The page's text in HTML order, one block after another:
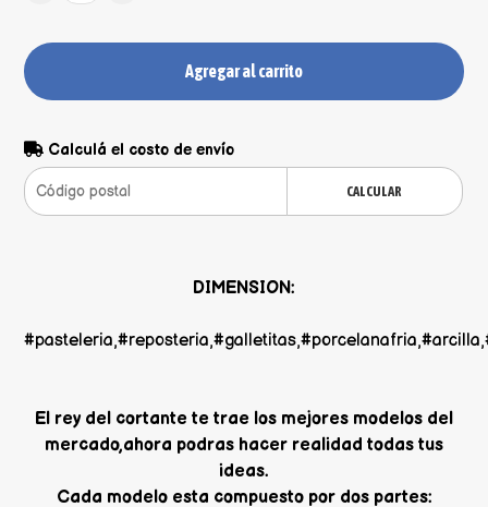
Agregar al carrito
Calculá el costo de envío
CALCULAR
DIMENSION:
El rey del cortante te trae los mejores modelos del
mercado,ahora podras hacer realidad todas tus
ideas.
Cada modelo esta compuesto por dos partes: